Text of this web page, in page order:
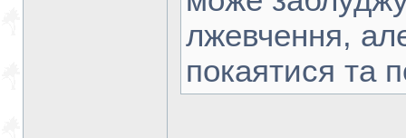
лжевчення,
покаятися та